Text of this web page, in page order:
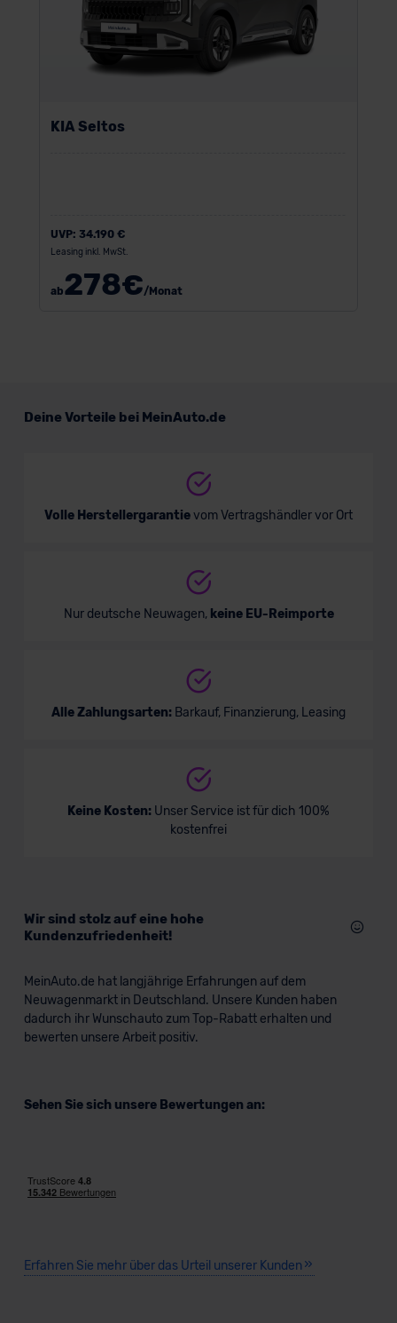
KIA Seltos
UVP: 34.190 €
Leasing inkl. MwSt.
ab278€/Monat
Deine Vorteile bei MeinAuto.de
Volle Herstellergarantievom Vertragshändler vor Ort
Nur deutsche Neuwagen, keine EU-Reimporte
Alle Zahlungsarten: Barkauf, Finanzierung, Leasing
Keine Kosten: Unser Service ist für dich 100%
kostenfrei
Wir sind stolz auf eine hohe
Kundenzufriedenheit!
MeinAuto.de hat langjährige Erfahrungen auf dem
Neuwagenmarkt in Deutschland. Unsere Kunden haben
dadurch ihr Wunschauto zum Top-Rabatt erhalten und
bewerten unsere Arbeit positiv.
Sehen Sie sich unsere Bewertungen an:
Erfahren Sie mehr über das Urteil unserer Kunden